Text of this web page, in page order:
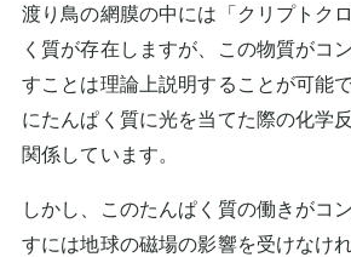
渡り鳥の網膜の中には「クリプトク
く質が存在しますが、この物質がコ
すことは理論上説明することが可能
にたんぱく質に光を当てた際の化学
関係しています。
しかし、このたんぱく質の働きがコ
すには地球の磁場の影響を受けなけ